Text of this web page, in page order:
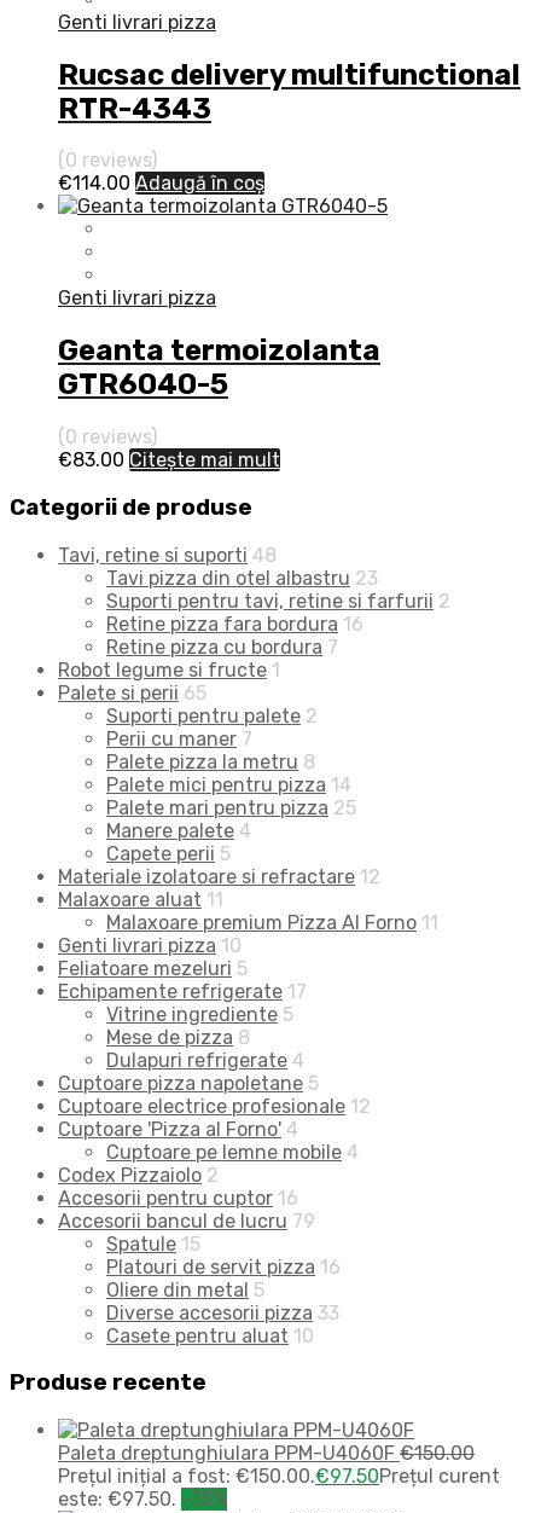
Genti livrari pizza
Rucsac delivery multifunctional
RTR-4343
(0 reviews)
€114.00 Adaugă în coș
Genti livrari pizza
Geanta termoizolanta
GTR6040-5
(0 reviews)
€83.00 Citește mai mult
Categorii de produse
Tavi, retine si suporti 48
Tavi pizza din otel albastru 23
Suporti pentru tavi, retine si farfurii 2
Retine pizza fara bordura 16
Retine pizza cu bordura 7
Robot legume si fructe 1
Palete si perii 65
Suporti pentru palete 2
Perii cu maner 7
Palete pizza la metru 8
Palete mici pentru pizza 14
Palete mari pentru pizza 25
Manere palete 4
Capete perii 5
Materiale izolatoare si refractare 12
Malaxoare aluat 11
Malaxoare premium Pizza Al Forno 11
Genti livrari pizza 10
Feliatoare mezeluri 5
Echipamente refrigerate 17
Vitrine ingrediente 5
Mese de pizza 8
Dulapuri refrigerate 4
Cuptoare pizza napoletane 5
Cuptoare electrice profesionale 12
Cuptoare 'Pizza al Forno' 4
Cuptoare pe lemne mobile 4
Codex Pizzaiolo 2
Accesorii pentru cuptor 16
Accesorii bancul de lucru 79
Spatule 15
Platouri de servit pizza 16
Oliere din metal 5
Diverse accesorii pizza 33
Casete pentru aluat 10
Produse recente
Paleta dreptunghiulara PPM-U4060F €150.00
Prețul inițial a fost: €150.00.€97.50Prețul curent
este: €97.50. -35%